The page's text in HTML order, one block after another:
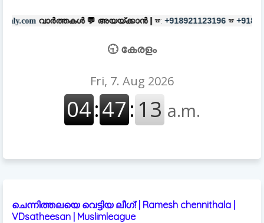
💬അയയ്ക്കാൻ | ☎: +918921123196 ☎ +918606657037
🕤 കേരളം
ചെന്നിത്തലയെ വെട്ടിയ ലീഗ്! | Ramesh chennithala |
VDsatheesan | Muslimleague